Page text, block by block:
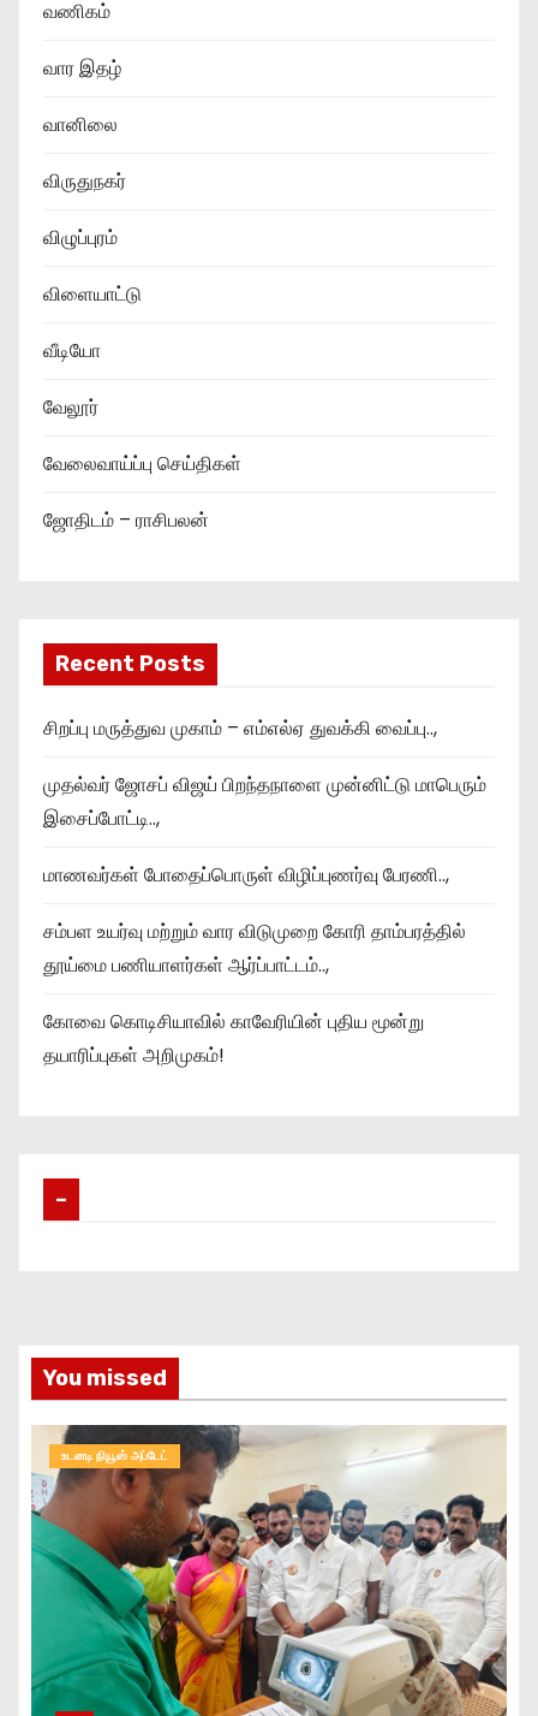
வணிகம்
வார இதழ்
வானிலை
விருதுநகர்
விழுப்புரம்
விளையாட்டு
வீடியோ
வேலூர்
வேலைவாய்ப்பு செய்திகள்
ஜோதிடம் – ராசிபலன்
Recent Posts
சிறப்பு மருத்துவ முகாம் – எம்எல்ஏ துவக்கி வைப்பு..,
முதல்வர் ஜோசப் விஜய் பிறந்தநாளை முன்னிட்டு மாபெரும்
இசைப்போட்டி..,
மாணவர்கள் போதைப்பொருள் விழிப்புணர்வு பேரணி..,
சம்பள உயர்வு மற்றும் வார விடுமுறை கோரி தாம்பரத்தில்
தூய்மை பணியாளர்கள் ஆர்ப்பாட்டம்..,
கோவை கொடிசியாவில் காவேரியின் புதிய மூன்று
தயாரிப்புகள் அறிமுகம்!
–
You missed
உடனடி நியூஸ் அப்டேட்